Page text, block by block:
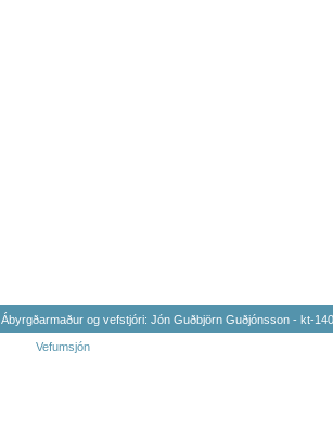
Ábyrgðarmaður og vefstjóri: Jón Guðbjörn Guðjónsson - kt-
Vefumsjón